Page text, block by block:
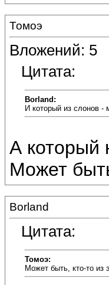
Томоэ
Вложений: 5
Цитата:
Borland:
И который из слонов -
А который
Может
Borland
Цитата:
Томоэ:
Может быть, кто-то из